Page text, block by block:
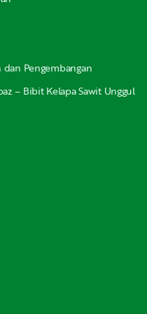
Pengembangan
– Bibit Kelapa Sawit Unggul